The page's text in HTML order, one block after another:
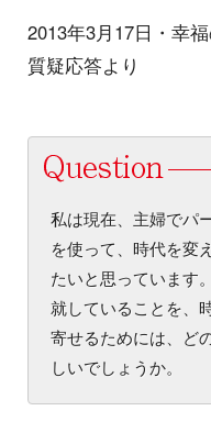
2013年3月17日・幸
質疑応答より
私は現在、主婦でパ
を使って、時代を変
たいと思っています
就していることを、
寄せるためには、ど
しいでしょうか。